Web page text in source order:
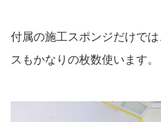
付属の施工スポンジだけで
スもかなりの枚数使います。